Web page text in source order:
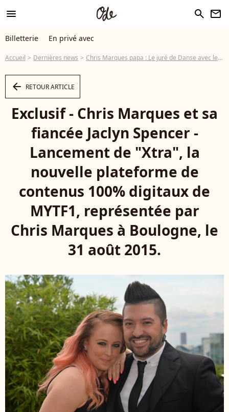
menu search newsletter
Billetterie En privé avec
Accueil Dernières news Chris Marques papa : Le juré de Danse avec les stars et Jaclyn parents d'un fils
arrow_left RETOUR ARTICLE
Exclusif - Chris Marques et sa
fiancée Jaclyn Spencer -
Lancement de "Xtra", la
nouvelle plateforme de
contenus 100% digitaux de
MYTF1, représentée par
Chris Marques à Boulogne, le
31 août 2015.